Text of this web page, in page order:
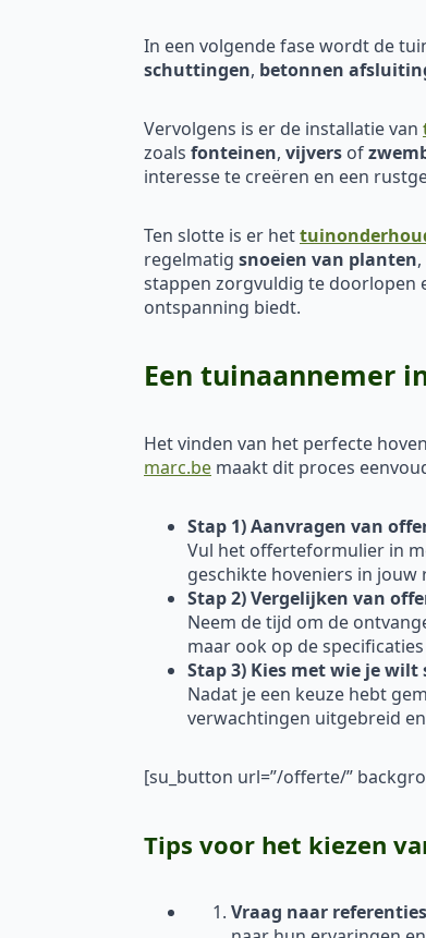
In een volgende fase wordt de
schuttingen, betonnen
Vervolgens is er de installatie van
zoals fonteinen, vijvers of
interesse te creëren en een
Ten slotte is er het
regelmatig snoeien van planten,
stappen zorgvuldig te doorlopen
ontspanning biedt.
Een tuinaannemer
Het vinden van het perfecte
marc.be maakt dit proces
Stap 1) Aanvragen van
Vul het offerteformulier in
geschikte hoveniers in
Stap 2) Vergelijken van
Neem de tijd om de
maar ook op de
Stap 3) Kies met wie je
Nadat je een keuze hebt
verwachtingen uitgebreid
[su_button url=”/offerte/”
Tips voor het kiezen
Vraag naar